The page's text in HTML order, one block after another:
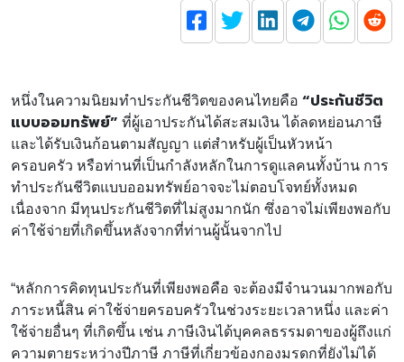
หนึ่งในความนิยมทำประกันชีวิตของคนไทยคือ “ประกันชีวิต
แบบออมทรัพย์” ที่ผู้เอาประกันได้สะสมเงิน ได้ลดหย่อนภาษี
และได้รับเงินก้อนตามสัญญา แต่สำหรับผู้เป็นหัวหน้า
ครอบครัว หรือท่านที่เป็นกำลังหลักในการดูแลคนทั้งบ้าน การ
ทำประกันชีวิตแบบออมทรัพย์อาจจะไม่ตอบโจทย์ทั้งหมด
เนื่องจาก มีทุนประกันชีวิตที่ไม่สูงมากนัก ซึ่งอาจไม่เพียงพอกับ
ค่าใช้จ่ายที่เกิดขึ้นหลังจากที่ท่านผู้นั้นจากไป
“หลักการคิดทุนประกันที่เพียงพอคือ จะต้องมีจำนวนมากพอกับ
ภาระหนี้สิน ค่าใช้จ่ายครอบครัวในช่วงระยะเวลาหนึ่ง และค่า
ใช้จ่ายอื่นๆ ที่เกิดขึ้น เช่น ภาษีเงินได้บุคคลธรรมดาของผู้ถึงแก่
ความตายระหว่างปีภาษี ภาษีที่เกี่ยวข้องกองมรดกที่ยังไม่ได้